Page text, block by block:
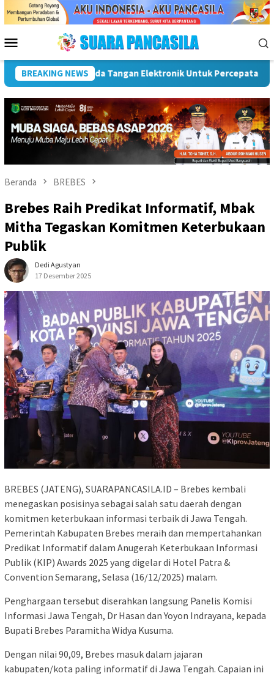
Menu
Mobile
BREAKING NEWS
Dorong UMKM Naik Kelas, Ratu Dewa Tekankan
Beranda BREBES
Brebes Raih Predikat Informatif, Mbak
Mitha Tegaskan Komitmen Keterbukaan
Publik
Dedi Agustyan
17 Desember 2025
BREBES (JATENG), SUARAPANCASILA.ID – Brebes kembali
menegaskan posisinya sebagai salah satu daerah dengan
komitmen keterbukaan informasi terbaik di Jawa Tengah.
Pemerintah Kabupaten Brebes meraih dan mempertahankan
Predikat Informatif dalam Anugerah Keterbukaan Informasi
Publik (KIP) Awards 2025 yang digelar di Hotel Patra &
Convention Semarang, Selasa (16/12/2025) malam.
Penghargaan tersebut diserahkan langsung Panelis Komisi
Informasi Jawa Tengah, Dr Hasan dan Yoyon Indrayana, kepada
Bupati Brebes Paramitha Widya Kusuma.
Dengan nilai 90,09, Brebes masuk dalam jajaran
kabupaten/kota paling informatif di Jawa Tengah. Capaian ini